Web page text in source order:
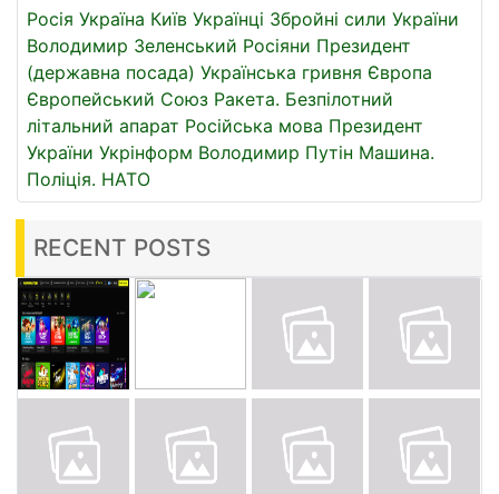
Росія Україна Київ Українці Збройні сили України
Володимир Зеленський Росіяни Президент
(державна посада) Українська гривня Європа
Європейський Союз Ракета. Безпілотний
літальний апарат Російська мова Президент
України Укрінформ Володимир Путін Машина.
Поліція. НАТО
RECENT POSTS